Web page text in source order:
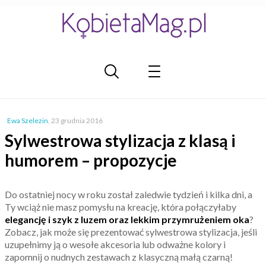
Ewa Szelezin, 23 grudnia 2016
Sylwestrowa stylizacja z klasą i
humorem – propozycje
Do ostatniej nocy w roku został zaledwie tydzień i kilka dni, a
Ty wciąż nie masz pomysłu na kreację, która połączyłaby
elegancję i szyk z luzem oraz lekkim przymrużeniem oka?
Zobacz, jak może się prezentować sylwestrowa stylizacja, jeśli
uzupełnimy ją o wesołe akcesoria lub odważne kolory i
zapomnij o nudnych zestawach z klasyczną małą czarną!